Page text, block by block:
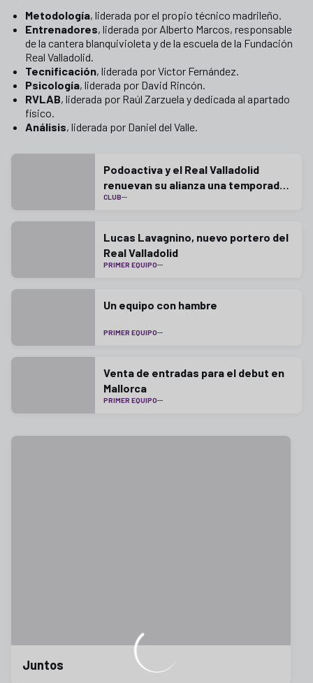
Metodología, liderada por el propio técnico madrileño.
Entrenadores, liderada por Alberto Marcos, responsable
de la cantera blanquivioleta y de la escuela de la Fundación
Real Valladolid.
Tecnificación, liderada por Víctor Fernández.
Psicología, liderada por David Rincón.
RVLAB, liderada por Raúl Zarzuela y dedicada al apartado
físico.
Análisis, liderada por Daniel del Valle.
Podoactiva y el Real Valladolid
renuevan su alianza una temporada
más
CLUB
Lucas Lavagnino, nuevo portero del
Real Valladolid
PRIMER EQUIPO
Un equipo con hambre
PRIMER EQUIPO
Venta de entradas para el debut en
Mallorca
PRIMER EQUIPO
Juntos